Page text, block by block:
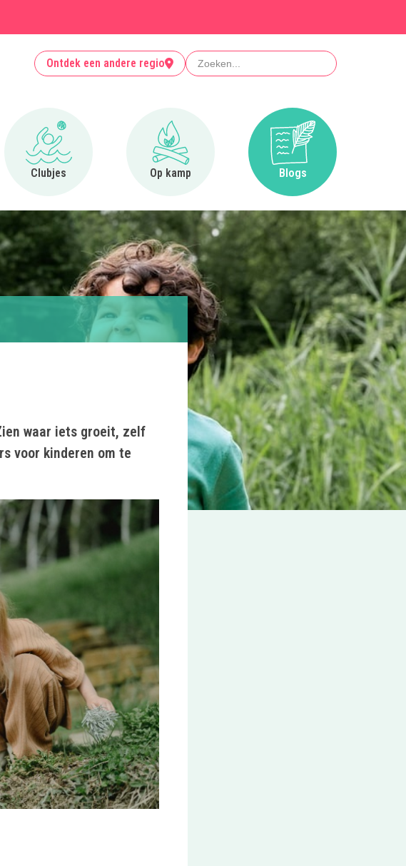
Ontdek een andere regio Zoeken
Clubjes
Ga naar Clubjes
Op kamp
Ga naar Op kamp
Blogs
Ga naar Blogs
waar iets groeit, zelf
voor kinderen om te